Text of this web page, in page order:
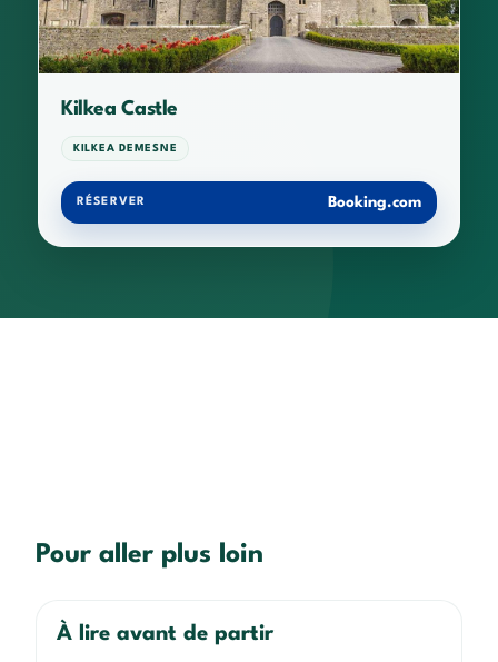
Kilkea Castle
KILKEA DEMESNE
RÉSERVER Booking.com
Pour aller plus loin
À lire avant de partir